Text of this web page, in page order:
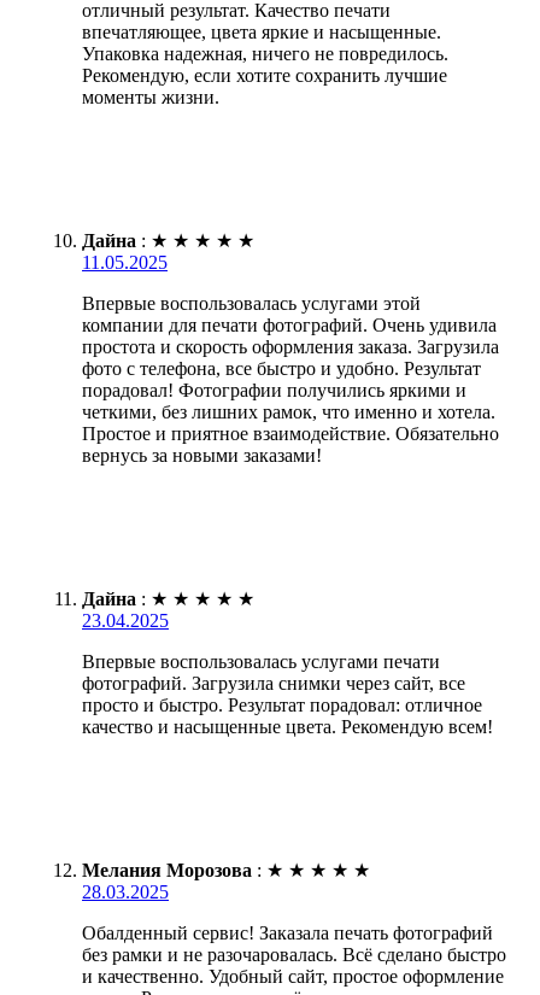
отличный результат. Качество печати
впечатляющее, цвета яркие и насыщенные.
Упаковка надежная, ничего не повредилось.
Рекомендую, если хотите сохранить лучшие
моменты жизни.
Дайна : ★ ★ ★ ★ ★
11.05.2025
Впервые воспользовалась услугами этой
компании для печати фотографий. Очень удивила
простота и скорость оформления заказа. Загрузила
фото с телефона, все быстро и удобно. Результат
порадовал! Фотографии получились яркими и
четкими, без лишних рамок, что именно и хотела.
Простое и приятное взаимодействие. Обязательно
вернусь за новыми заказами!
Дайна : ★ ★ ★ ★ ★
23.04.2025
Впервые воспользовалась услугами печати
фотографий. Загрузила снимки через сайт, все
просто и быстро. Результат порадовал: отличное
качество и насыщенные цвета. Рекомендую всем!
Мелания Морозова : ★ ★ ★ ★ ★
28.03.2025
Обалденный сервис! Заказала печать фотографий
без рамки и не разочаровалась. Всё сделано быстро
и качественно. Удобный сайт, простое оформление